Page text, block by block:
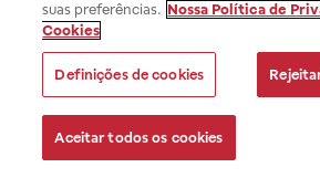
suas preferências. Nossa Política de
Cookies
Definições de cookies
Aceitar todos os cookies